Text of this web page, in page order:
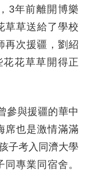
年前離開博樂
草草送給了學校
再次援疆，劉紹
花草草開得正
與援疆的華中
席也是激情滿滿
子考入同濟大學
專業同宿舍。